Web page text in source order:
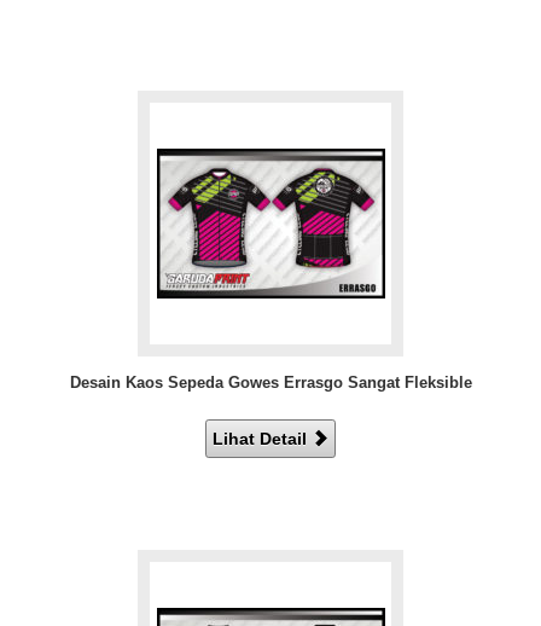
Desain Kaos Sepeda Gowes Errasgo Sangat Fleksible
Lihat Detail